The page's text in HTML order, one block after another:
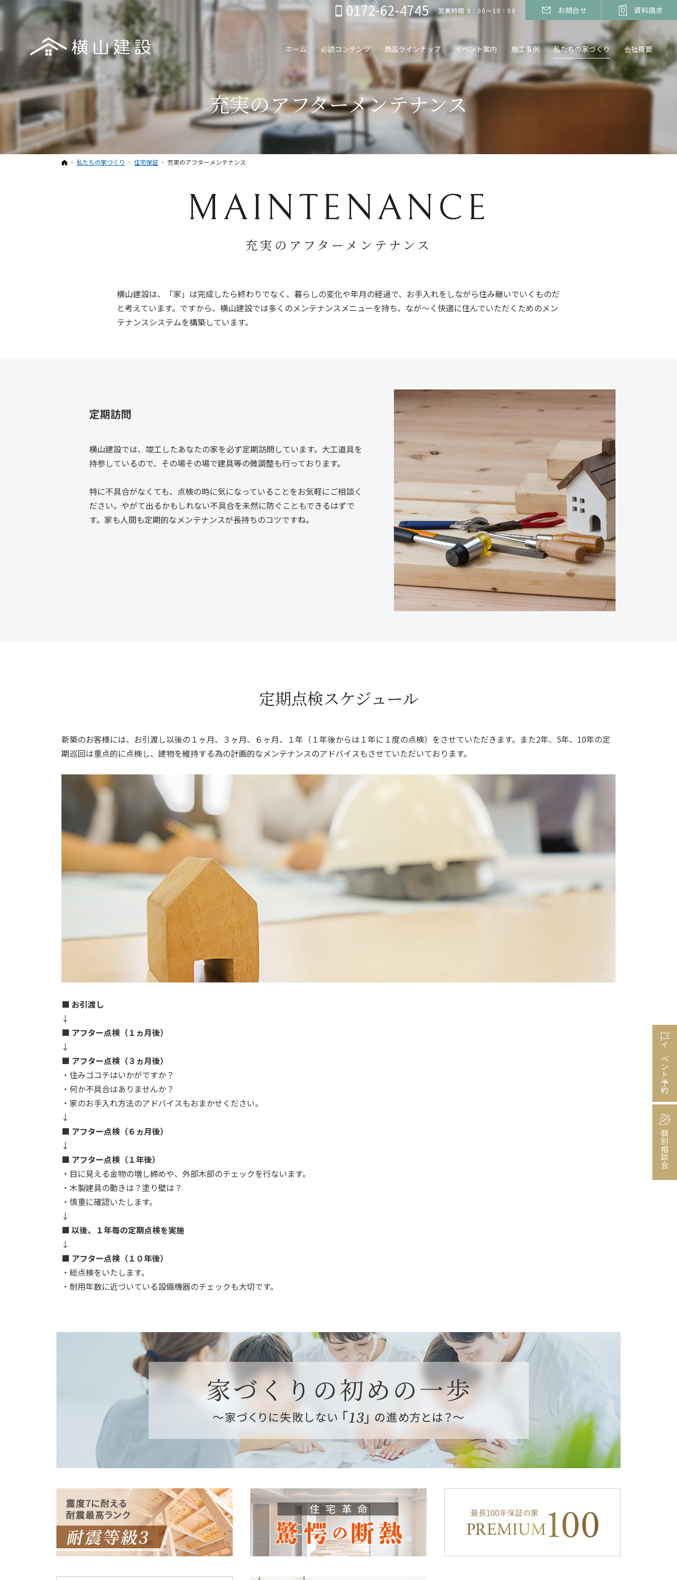
充実のアフターメンテナンス
ホーム
私たちの家づくり 住宅保証 充実のアフターメンテナンス
MAINTENANCE
充実のアフターメンテナンス
横山建設は、「家」は完成したら終わりでなく、暮らしの変化や年月の経過で、お手入れをしながら住み継いでいくものだ
と考えています。ですから、横山建設では多くのメンテナンスメニューを持ち、なが～く快適に住んでいただくためのメン
テナンスシステムを構築しています。
定期訪問
横山建設では、竣工したあなたの家を必ず定期訪問しています。大工道具を
持参しているので、その場その場で建具等の微調整も行っております。
特に不具合がなくても、点検の時に気になっていることをお気軽にご相談く
ださい。やがて出るかもしれない不具合を未然に防ぐこともできるはずで
す。家も人間も定期的なメンテナンスが長持ちのコツですね。
定期点検スケジュール
新築のお客様には、お引渡し以後の１ヶ月、３ヶ月、６ヶ月、１年（１年後からは１年に１度の点検）をさせていただきます。また2年、5年、10年の定
期巡回は重点的に点検し、建物を維持する為の計画的なメンテナンスのアドバイスもさせていただいております。
■ お引渡し
↓
■ アフター点検（１ヵ月後）
↓
■ アフター点検（３ヵ月後）
・住みゴコチはいかがですか？
・何か不具合はありませんか？
・家のお手入れ方法のアドバイスもおまかせください。
↓
■ アフター点検（６ヵ月後）
↓
■ アフター点検（１年後）
・目に見える金物の増し締めや、外部木部のチェックを行ないます。
・木製建具の動きは？塗り壁は？
・慎重に確認いたします。
↓
■ 以後、１年毎の定期点検を実施
↓
■ アフター点検（１０年後）
・総点検をいたします。
・耐用年数に近づいている設備機器のチェックも大切です。
ホーム 必読コンテンツ 商品ラインナップ イベント案内 施工事例 私たちの家づくり 会社概要
0172-62-4745 営業時間 9：00～18：00 お問合せ 資料請求
イベント予約
個別相談会